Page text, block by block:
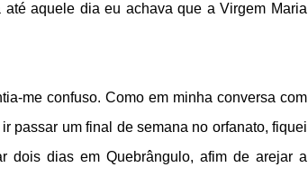
aquele dia eu achava que a Virgem Maria
me confuso. Como em minha conversa com
passar um final de semana no orfanato, fiquei
dois dias em Quebrângulo, afim de arejar a